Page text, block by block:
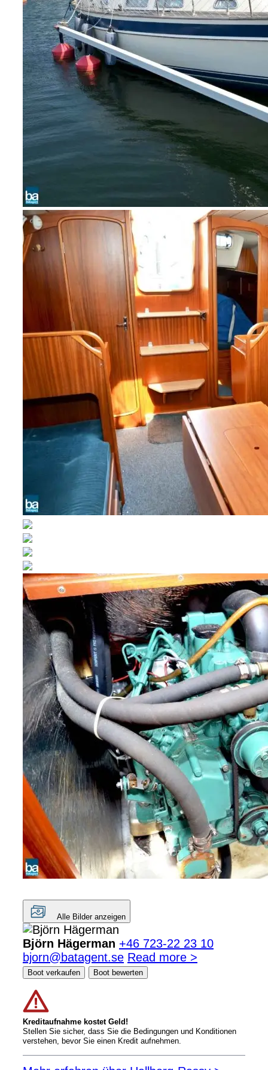
Alle Bilder anzeigen
Björn Hägerman +46 723-22 23 10
bjorn@batagent.se Read more >
Boot verkaufen Boot bewerten
Kreditaufnahme kostet Geld!
Stellen Sie sicher, dass Sie die Bedingungen und Konditionen
verstehen, bevor Sie einen Kredit aufnehmen.